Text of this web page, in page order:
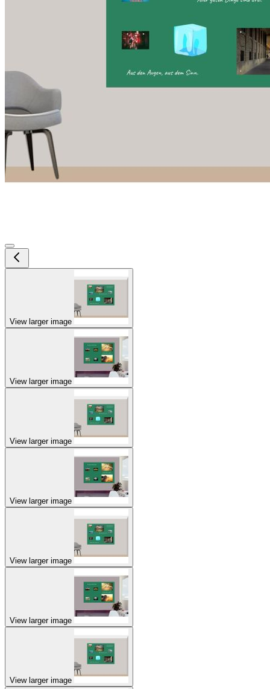
View larger image
View larger image
View larger image
View larger image
View larger image
View larger image
View larger image